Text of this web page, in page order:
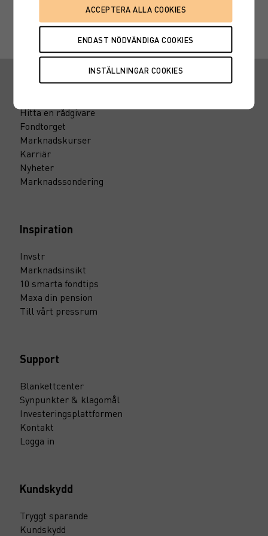
självklart även välkommen att ringa oss på 08-522 550
40, så berättar vi mer.
Snabbvägar
Hitta en rådgivare
Fondtorget
Marknadskurser
Karriär
Nyheter
Marknadssondering
Inspiration
Invstr
Marknadsinsikt
10 smarta fondtips
Maxa din pension
Till vårt pressrum
Support
Blankettcenter
Synpunkter & klagomål
Investeringsplattformen
Kontakt
Logga in
Kundskydd
Tryggt sparande
Kundskydd